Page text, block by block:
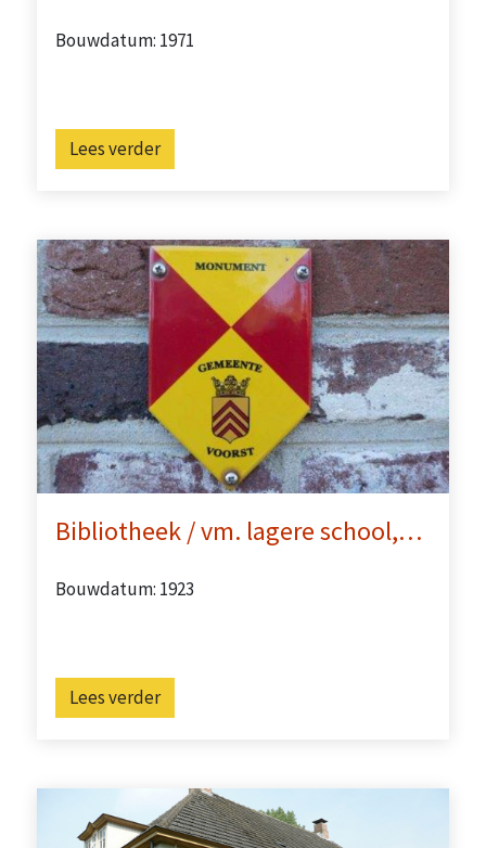
Bouwdatum: 1971
Lees verder
Bibliotheek / vm. lagere school,…
Bouwdatum: 1923
Lees verder